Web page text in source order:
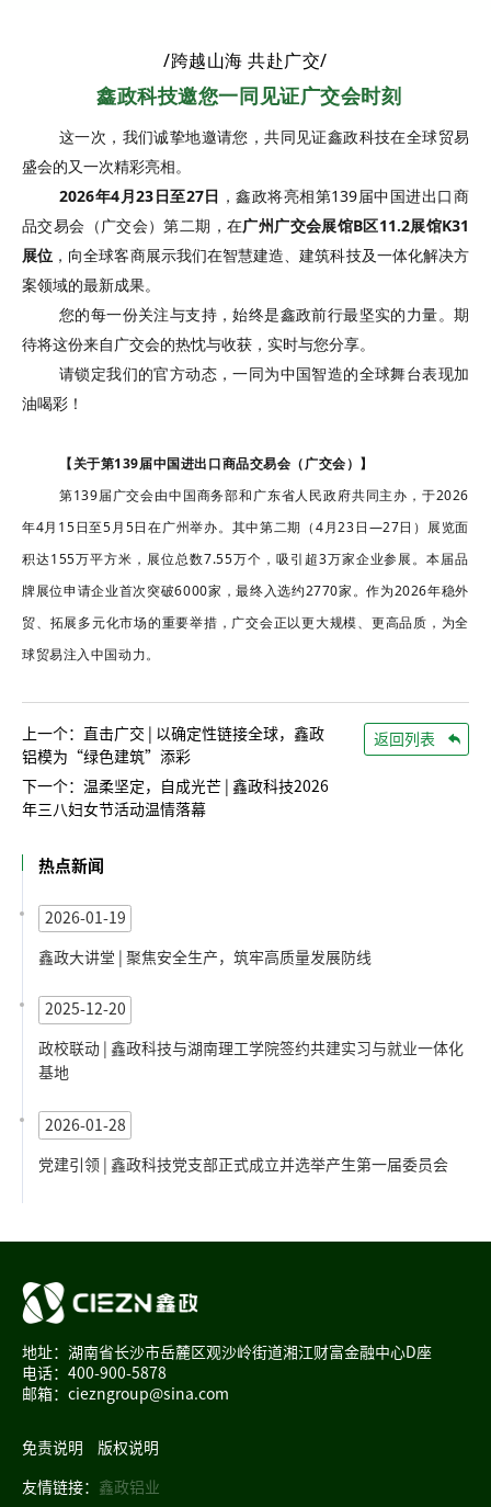
/跨越山海 共赴广交/
鑫政科技邀您一同见证广交会时刻
这一次，我们诚挚地邀请您，共同见证鑫政科技在全球贸易
盛会的又一次精彩亮相。
2026年4月23日至27日 ，鑫政将亮相第139届中国进出口商
品交易会（广交会）第二期，在广州广交会展馆B区11.2展馆K31
展位 ，向全球客商展示我们在智慧建造、建筑科技及一体化解决方
案领域的最新成果。
您的每一份关注与支持，始终是鑫政前行最坚实的力量。期
待将这份来自广交会的热忱与收获，实时与您分享。
请锁定我们的官方动态，一同为中国智造的全球舞台表现加
油喝彩！
【关于第139届中国进出口商品交易会（广交会）】
第139届广交会由中国商务部和广东省人民政府共同主办，于2026
年4月15日至5月5日在广州举办。其中第二期（4月23日—27日）展览面
积达155万平方米，展位总数7.55万个，吸引超3万家企业参展。本届品
牌展位申请企业首次突破6000家，最终入选约2770家。作为2026年稳外
贸、拓展多元化市场的重要举措，广交会正以更大规模、更高品质，为全
球贸易注入中国动力。
上一个：直击广交 | 以确定性链接全球，鑫政
铝模为“绿色建筑”添彩
下一个：温柔坚定，自成光芒 | 鑫政科技2026
年三八妇女节活动温情落幕
返回列表
热点新闻
2026-01-19
鑫政大讲堂 | 聚焦安全生产，筑牢高质量发展防线
2025-12-20
政校联动 | 鑫政科技与湖南理工学院签约共建实习与就业一体化
基地
2026-01-28
党建引领 | 鑫政科技党支部正式成立并选举产生第一届委员会
地址：湖南省长沙市岳麓区观沙岭街道湘江财富金融中心D座
电话：400-900-5878
邮箱：ciezngroup@sina.com
免责说明 版权说明
友情链接： 鑫政铝业